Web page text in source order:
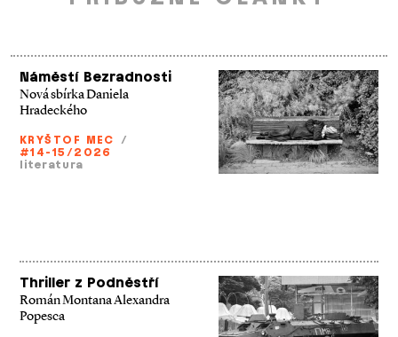
Náměstí Bezradnosti
Nová sbírka Daniela
Hradeckého
KRYŠTOF MEC /
#14-15/2026
literatura
Thriller z Podněstří
Román Montana Alexandra
Popesca